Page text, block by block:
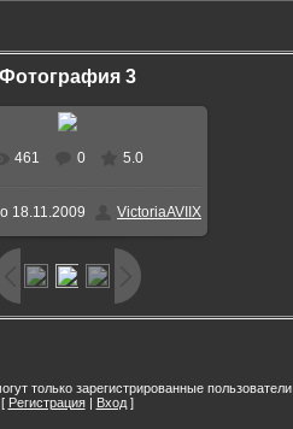
Фотография 3
размере 600x442
86.3Kb
461 0 5.0
18.11.2009 VictoriaAVIIX
только зарегистрированные пользователи.
[ Регистрация| Вход]